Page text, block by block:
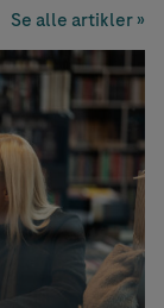
Se alle artikler »